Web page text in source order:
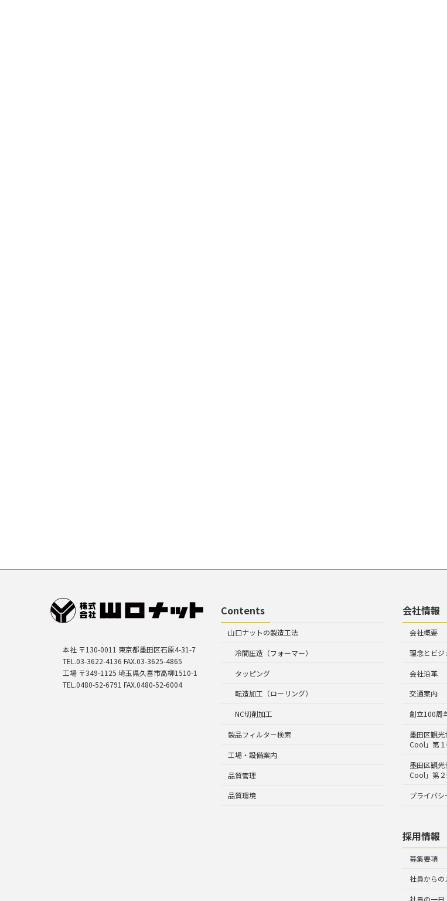
本社 〒130-0011 東京都墨田区石原4-31-7
TEL.03-3622-4136 FAX.03-3625-4865
工場 〒349-1125 埼玉県久喜市高柳1510-1
TEL.0480-52-6791 FAX.0480-52-6004
Contents
山口ナットの製造工法
冷間圧造（フォーマー）
タッピング
転造加工（ローリング）
NC切削加工
製品フィルター検索
工場・設備案内
品質管理
品質環境
会社情報
会社概要
理念とビジ
会社沿革
交通案内
創立100周
墨田区観
Cool」第１
墨田区観
Cool」第２
プライバシ
採用情報
募集要項
社員からの